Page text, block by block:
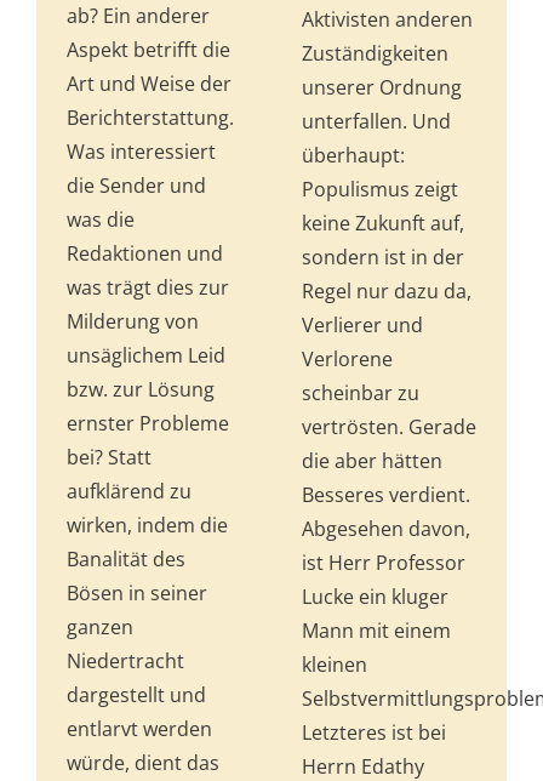
ab? Ein anderer
Aspekt betrifft die
Art und Weise der
Berichterstattung.
Was interessiert
die Sender und
was die
Redaktionen und
was trägt dies zur
Milderung von
unsäglichem Leid
bzw. zur Lösung
ernster Probleme
bei? Statt
aufklärend zu
wirken, indem die
Banalität des
Bösen in seiner
ganzen
Niedertracht
dargestellt und
entlarvt werden
würde, dient das
Aktivisten anderen
Zuständigkeiten
unserer Ordnung
unterfallen. Und
überhaupt:
Populismus zeigt
keine Zukunft auf,
sondern ist in der
Regel nur dazu da,
Verlierer und
Verlorene
scheinbar zu
vertrösten. Gerade
die aber hätten
Besseres verdient.
Abgesehen davon,
ist Herr Professor
Lucke ein kluger
Mann mit einem
kleinen
Letzteres ist bei
Herrn Edathy